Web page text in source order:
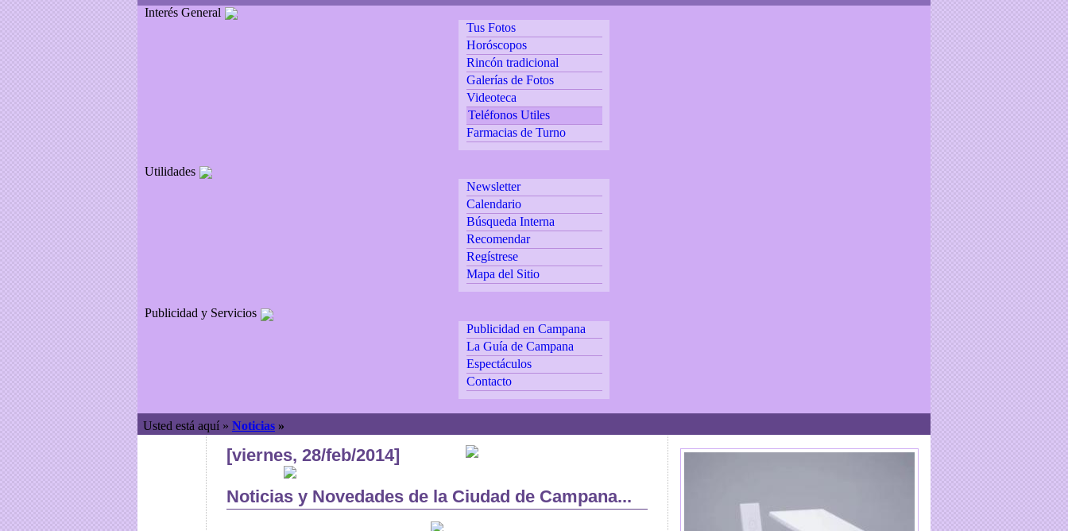
Interés General
Tus Fotos
Horóscopos
Rincón tradicional
Galerías de Fotos
Videoteca
Teléfonos Utiles
Farmacias de Turno
Utilidades
Newsletter
Calendario
Búsqueda Interna
Recomendar
Regístrese
Mapa del Sitio
Publicidad y Servicios
Publicidad en Campana
La Guía de Campana
Espectáculos
Contacto
Usted está aquí » Noticias »
[viernes, 28/feb/2014]
Noticias y Novedades de la Ciudad de Campana...